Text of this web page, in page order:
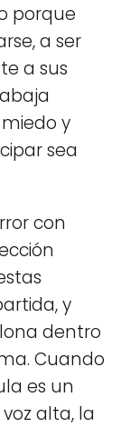
porque
a ser
a sus
y
sea
con
y
dentro
Cuando
es un
alta, la